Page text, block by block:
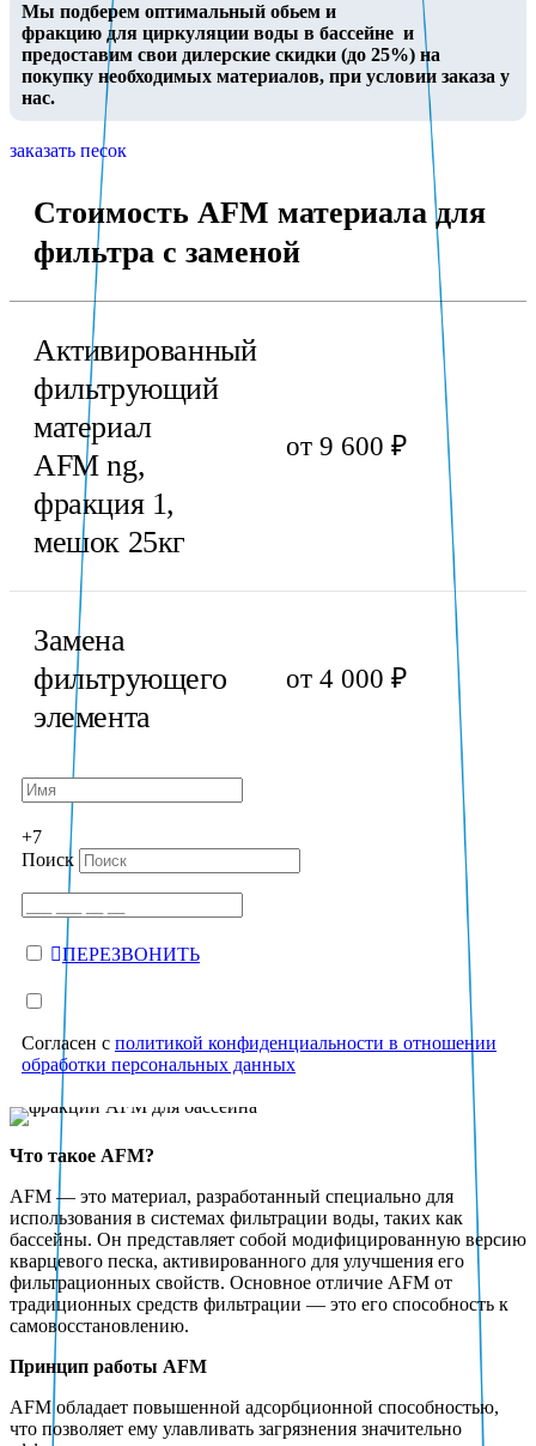
Мы подберем оптимальный обьем и
фракцию для циркуляции воды в бассейне и
предоставим свои дилерские скидки (до 25%) на
покупку необходимых материалов, при условии заказа у
нас.
заказать песок
Стоимость AFM материала для
фильтра с заменой
Активированный
фильтрующий
материал
AFM ng,
фракция 1,
мешок 25кг
от 9 600 ₽
Замена
фильтрующего
элемента
от 4 000 ₽
+7
Поиск
ПЕРЕЗВОНИТЬ
Согласен с политикой конфиденциальности в отношении
обработки персональных данных
Что такое AFM?
AFM — это материал, разработанный специально для
использования в системах фильтрации воды, таких как
бассейны. Он представляет собой модифицированную версию
кварцевого песка, активированного для улучшения его
фильтрационных свойств. Основное отличие AFM от
традиционных средств фильтрации — это его способность к
самовосстановлению.
Принцип работы AFM
AFM обладает повышенной адсорбционной способностью,
что позволяет ему улавливать загрязнения значительно